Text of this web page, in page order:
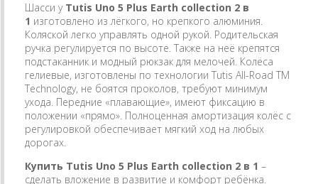
Шасси у Tutis Uno 5 Plus Earth collection 2 в
1 изготовлено из лёгкого, но крепкого алюминия.
Коляской легко управлять одной рукой. Родительская
ручка регулируется по высоте. Также на неё крепятся
подстаканник и модный рюкзак для мелочей. Колёса
гелиевые, изготовлены по технологии Tutis All-Road TM
Technology, не боятся проколов, требуют минимум
ухода. Передние «плавающие», имеют фиксацию в
положении «прямо». Полноценная амортизация колёс с
регулировкой обеспечивает мягкий ход на любых
дорогах.
Купить Tutis Uno 5 Plus Earth collection 2 в 1 –
сделать вложение в развитие и комфорт ребёнка.